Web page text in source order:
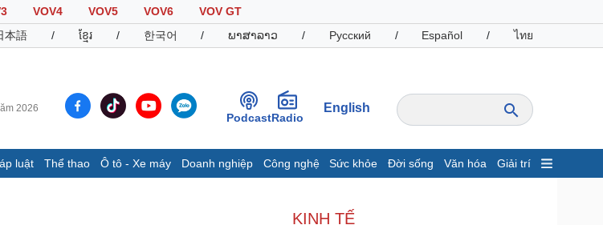
VOV4 VOV5 VOV6
VOV GT
本語 / ខ្មែរ / 한국어 / ພາສາລາວ / Русский / Español / ไทย
2026
PodcastRadio
English
luật Thể thao Ô tô - Xe máy Doanh nghiệp Công nghệ Sức khỏe Đời sống Văn hóa Giải trí
Bất động sảnKINH TẾ